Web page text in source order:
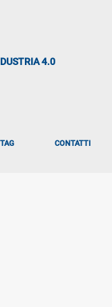
4.0
TAG CONTATTI